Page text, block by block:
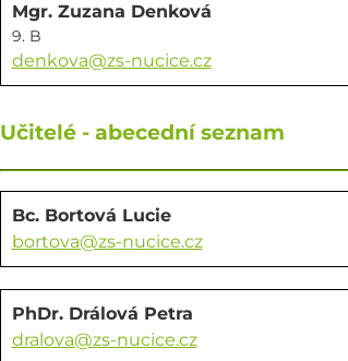
Mgr. Zuzana Denková
9. B
denkova@zs-nucice.cz
Učitelé - abecední seznam
Bc. Bortová Lucie
bortova@zs-nucice.cz
PhDr. Drálová Petra
dralova@zs-nucice.cz